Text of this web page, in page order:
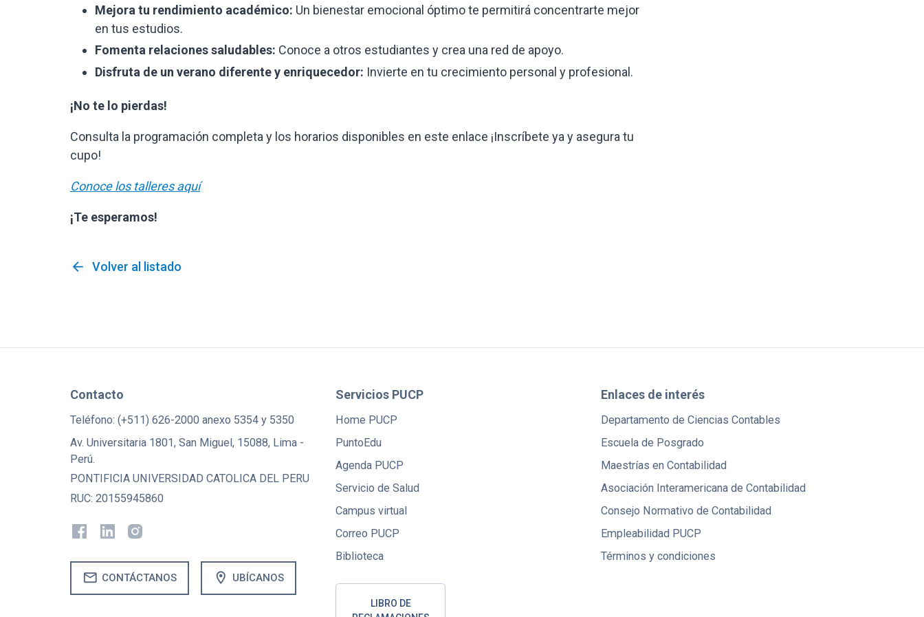
Mejora tu rendimiento académico: Un bienestar emocional óptimo te permitirá concentrarte mejor
en tus estudios.
Fomenta relaciones saludables: Conoce a otros estudiantes y crea una red de apoyo.
Disfruta de un verano diferente y enriquecedor: Invierte en tu crecimiento personal y profesional.
¡No te lo pierdas!
Consulta la programación completa y los horarios disponibles en este enlace ¡Inscríbete ya y asegura tu
cupo!
Conoce los talleres aquí
¡Te esperamos!
arrow_back Volver al listado
Contacto
Teléfono: (+511) 626-2000 anexo 5354 y 5350
Av. Universitaria 1801, San Miguel, 15088, Lima -
Perú.
PONTIFICIA UNIVERSIDAD CATOLICA DEL PERU
RUC: 20155945860
mail CONTÁCTANOS location_on UBÍCANOS
Servicios PUCP
Home PUCP
PuntoEdu
Agenda PUCP
Servicio de Salud
Campus virtual
Correo PUCP
Biblioteca
LIBRO DE
Enlaces de interés
Departamento de Ciencias Contables
Escuela de Posgrado
Maestrías en Contabilidad
Asociación Interamericana de Contabilidad
Consejo Normativo de Contabilidad
Empleabilidad PUCP
Términos y condiciones